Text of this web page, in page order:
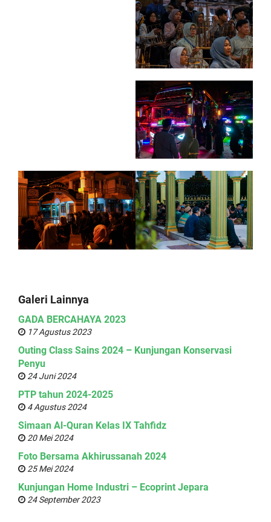
Galeri Lainnya
GADA BERCAHAYA 2023
17 Agustus 2023
Outing Class Sains 2024 – Kunjungan Konservasi
Penyu
24 Juni 2024
PTP tahun 2024-2025
4 Agustus 2024
Simaan Al-Quran Kelas IX Tahfidz
20 Mei 2024
Foto Bersama Akhirussanah 2024
25 Mei 2024
Kunjungan Home Industri – Ecoprint Jepara
24 September 2023